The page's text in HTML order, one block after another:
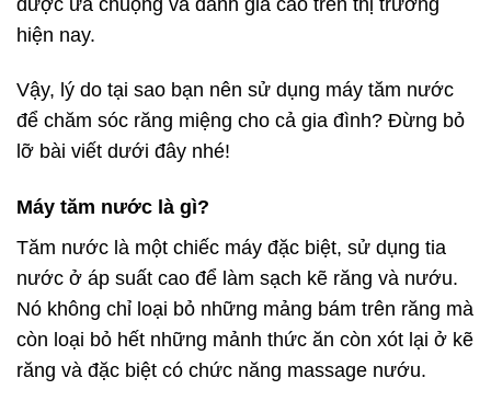
hiện nay.
Vậy, lý do tại sao bạn nên sử dụng máy tăm nước
để chăm sóc răng miệng cho cả gia đình? Đừng bỏ
lỡ bài viết dưới đây nhé!
Máy tăm nước là gì?
Tăm nước là một chiếc máy đặc biệt, sử dụng tia
nước ở áp suất cao để làm sạch kẽ răng và nướu.
Nó không chỉ loại bỏ những mảng bám trên răng mà
còn loại bỏ hết những mảnh thức ăn còn xót lại ở kẽ
răng và đặc biệt có chức năng massage nướu.